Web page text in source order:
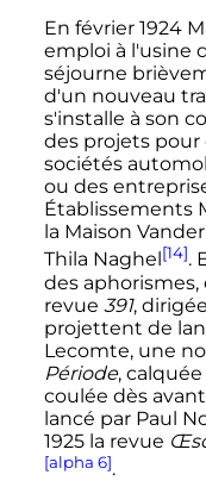
En février 1924
emploi à l'usine
séjourne
d'un nouveau
s'installe à son
des projets pour
sociétés
ou des
Établissements
la Maison
Thila Naghel [14].
des
revue 391,
projettent de
Lecomte, une
Période,
coulée dès
lancé par Paul
1925la revue
[alpha 6].